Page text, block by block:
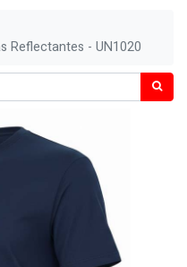
Reflectantes - UN1020